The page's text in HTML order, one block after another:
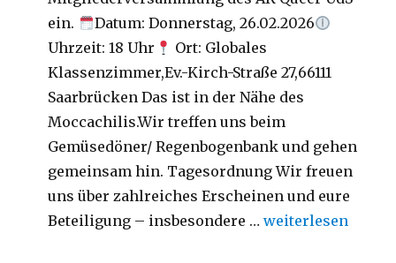
ein.
Datum: Donnerstag, 26.02.2026
Uhrzeit: 18 Uhr
Ort: Globales
Klassenzimmer,Ev.-Kirch-Straße 27,66111
Saarbrücken Das ist in der Nähe des
Moccachilis.Wir treffen uns beim
Gemüsedöner/ Regenbogenbank und gehen
gemeinsam hin. Tagesordnung Wir freuen
uns über zahlreiches Erscheinen und eure
Beteiligung – insbesondere …weiterlesen